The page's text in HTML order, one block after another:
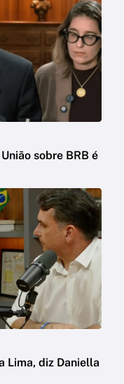
sobre BRB é
Lima, diz Daniella